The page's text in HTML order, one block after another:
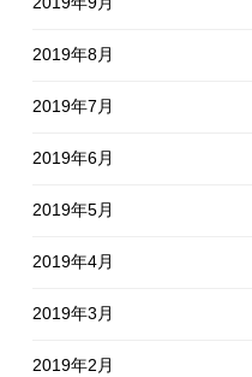
2019年8月
2019年7月
2019年6月
2019年5月
2019年4月
2019年3月
2019年2月